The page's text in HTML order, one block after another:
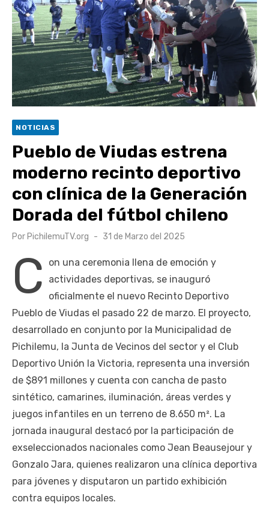
Retrospectiva 2026 | Capítulo 03: lessons on flight – Cecilia
Araneda
Cantor Popular Raúl Acevedo celebra 50 años de carrera en
Cóctel de Sábado: Sistema frontal en Pichilemu junto al
alcalde Roberto Córdova
esterilización de mascotas
NOTICIAS
Pueblo de Viudas estrena
moderno recinto deportivo
con clínica de la Generación
Dorada del fútbol chileno
Por PichilemuTV.org
Publicado
31 de Marzo del 2025
C
on una ceremonia llena de emoción y
actividades deportivas, se inauguró
oficialmente el nuevo Recinto Deportivo
Pueblo de Viudas el pasado 22 de marzo. El proyecto,
desarrollado en conjunto por la Municipalidad de
Pichilemu, la Junta de Vecinos del sector y el Club
Deportivo Unión la Victoria, representa una inversión
de $891 millones y cuenta con cancha de pasto
sintético, camarines, iluminación, áreas verdes y
juegos infantiles en un terreno de 8.650 m². La
jornada inaugural destacó por la participación de
exseleccionados nacionales como Jean Beausejour y
Gonzalo Jara, quienes realizaron una clínica deportiva
para jóvenes y disputaron un partido exhibición
contra equipos locales.